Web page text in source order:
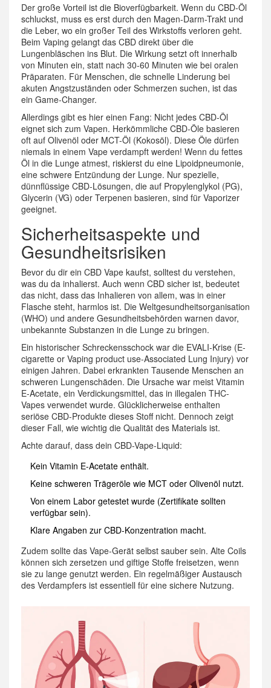
Der große Vorteil ist die Bioverfügbarkeit. Wenn du CBD-Öl
schluckst, muss es erst durch den Magen-Darm-Trakt und
die Leber, wo ein großer Teil des Wirkstoffs verloren geht.
Beim Vaping gelangt das CBD direkt über die
Lungenbläschen ins Blut. Die Wirkung setzt oft innerhalb
von Minuten ein, statt nach 30-60 Minuten wie bei oralen
Präparaten. Für Menschen, die schnelle Linderung bei
akuten Angstzuständen oder Schmerzen suchen, ist das
ein Game-Changer.
Allerdings gibt es hier einen Fang: Nicht jedes CBD-Öl
eignet sich zum Vapen. Herkömmliche CBD-Öle basieren
oft auf Olivenöl oder MCT-Öl (Kokosöl). Diese Öle dürfen
niemals in einem Vape verdampft werden! Wenn du fettes
Öl in die Lunge atmest, riskierst du eine Lipoidpneumonie,
eine schwere Entzündung der Lunge. Nur spezielle,
dünnflüssige CBD-Lösungen, die auf Propylenglykol (PG),
Glycerin (VG) oder Terpenen basieren, sind für Vaporizer
geeignet.
Sicherheitsaspekte und
Gesundheitsrisiken
Bevor du dir ein CBD Vape kaufst, solltest du verstehen,
was du da inhalierst. Auch wenn CBD sicher ist, bedeutet
das nicht, dass das Inhalieren von allem, was in einer
Flasche steht, harmlos ist. Die Weltgesundheitsorganisation
(WHO) und andere Gesundheitsbehörden warnen davor,
unbekannte Substanzen in die Lunge zu bringen.
Ein historischer Schreckensschock war die EVALI-Krise (E-
cigarette or Vaping product use-Associated Lung Injury) vor
einigen Jahren. Dabei erkrankten Tausende Menschen an
schweren Lungenschäden. Die Ursache war meist Vitamin
E-Acetate, ein Verdickungsmittel, das in illegalen THC-
Vapes verwendet wurde. Glücklicherweise enthalten
seriöse CBD-Produkte dieses Stoff nicht. Dennoch zeigt
dieser Fall, wie wichtig die Qualität des Materials ist.
Achte darauf, dass dein CBD-Vape-Liquid:
Kein Vitamin E-Acetate enthält.
Keine schweren Trägeröle wie MCT oder Olivenöl nutzt.
Von einem Labor getestet wurde (Zertifikate sollten
verfügbar sein).
Klare Angaben zur CBD-Konzentration macht.
Zudem sollte das Vape-Gerät selbst sauber sein. Alte Coils
können sich zersetzen und giftige Stoffe freisetzen, wenn
sie zu lange genutzt werden. Ein regelmäßiger Austausch
des Verdampfers ist essentiell für eine sichere Nutzung.